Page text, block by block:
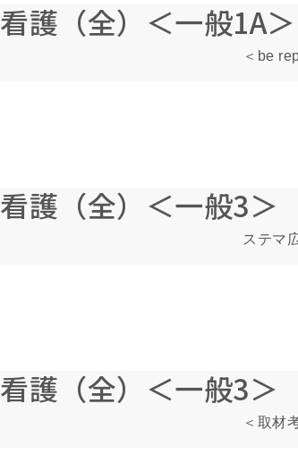
看護（全）＜一般1A＞
＜be
看護（全）＜一般3＞
ステマ
看護（全）＜一般3＞
＜取材